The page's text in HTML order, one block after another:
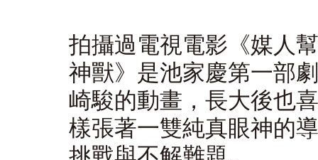
拍攝過電視電影《媒人
神獸》是池家慶第一部
崎駿的動畫，長大後也
樣張著一雙純真眼神的